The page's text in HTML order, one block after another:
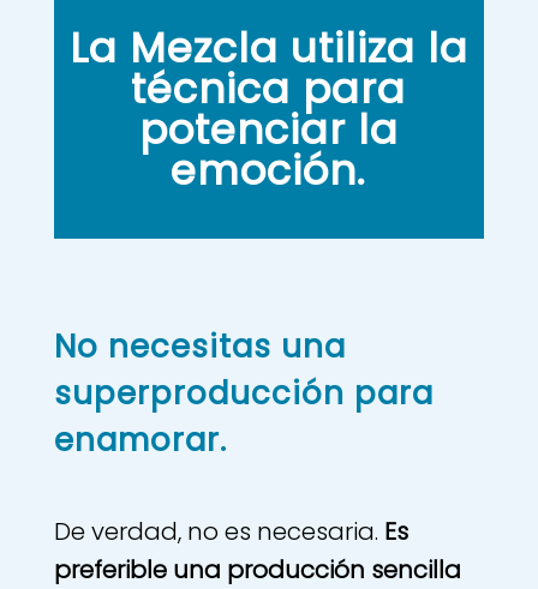
La Mezcla utiliza la
técnica para
potenciar la
emoción.
No necesitas una
superproducción para
enamorar.
De verdad, no es necesaria. Es
preferible una producción sencilla